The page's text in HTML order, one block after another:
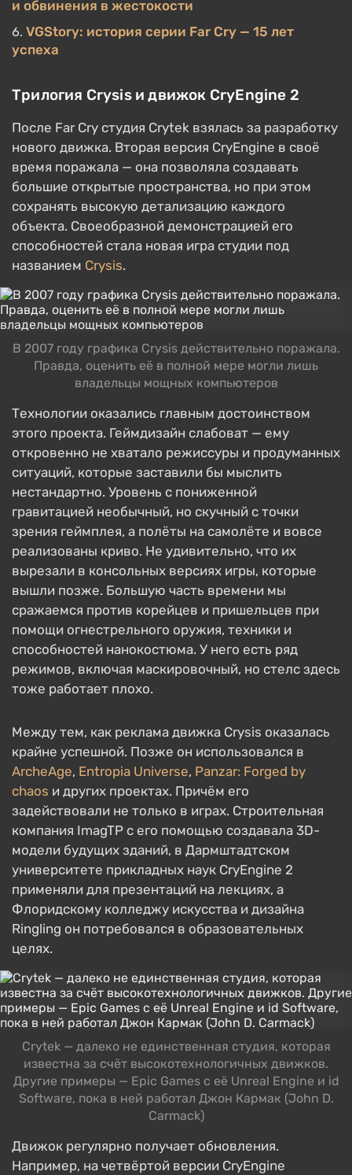
и обвинения в жестокости
VGStory: история серии Far Cry — 15 лет
успеха
Трилогия Crysis и движок CryEngine 2
После Far Cry студия Crytek взялась за разработку
нового движка. Вторая версия CryEngine в своё
время поражала — она позволяла создавать
большие открытые пространства, но при этом
сохранять высокую детализацию каждого
объекта. Своеобразной демонстрацией его
способностей стала новая игра студии под
названием Crysis.
В 2007 году графика Crysis действительно поражала.
Правда, оценить её в полной мере могли лишь
владельцы мощных компьютеров
Технологии оказались главным достоинством
этого проекта. Геймдизайн слабоват — ему
откровенно не хватало режиссуры и продуманных
ситуаций, которые заставили бы мыслить
нестандартно. Уровень с пониженной
гравитацией необычный, но скучный с точки
зрения геймплея, а полёты на самолёте и вовсе
реализованы криво. Не удивительно, что их
вырезали в консольных версиях игры, которые
вышли позже. Большую часть времени мы
сражаемся против корейцев и пришельцев при
помощи огнестрельного оружия, техники и
способностей нанокостюма. У него есть ряд
режимов, включая маскировочный, но стелс здесь
тоже работает плохо.
Между тем, как реклама движка Crysis оказалась
крайне успешной. Позже он использовался в
ArcheAge, Entropia Universe, Panzar: Forged by
chaos и других проектах. Причём его
задействовали не только в играх. Строительная
компания ImagTP с его помощью создавала 3D-
модели будущих зданий, в Дармштадтском
университете прикладных наук CryEngine 2
применяли для презентаций на лекциях, а
Флоридскому колледжу искусства и дизайна
Ringling он потребовался в образовательных
целях.
Crytek — далеко не единственная студия, которая
известна за счёт высокотехнологичных движков.
Другие примеры — Epic Games с её Unreal Engine и id
Software, пока в ней работал Джон Кармак (John D.
Carmack)
Движок регулярно получает обновления.
Например, на четвёртой версии CryEngine